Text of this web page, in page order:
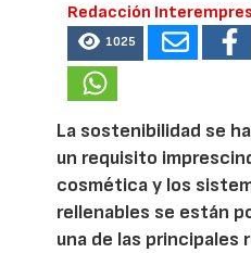
Redacción
1025
La sostenibilidad se
un requisito
cosmética y los
rellenables se están
una de las principales